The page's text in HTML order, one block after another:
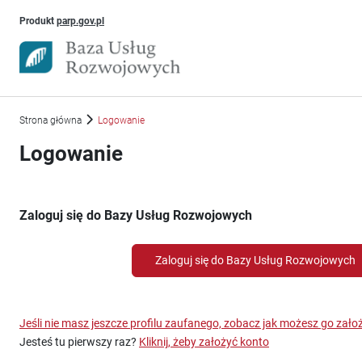
Produkt parp.gov.plUwaga, link otworzy się w nowym oknie
Strona główna Logowanie
Logowanie
Zaloguj się do Bazy Usług Rozwojowych
Zaloguj się do Bazy Usług Rozwojowych
Jeśli nie masz jeszcze profilu zaufanego, zobacz jak możesz go
Jesteś tu pierwszy raz? Kliknij, żeby założyć konto